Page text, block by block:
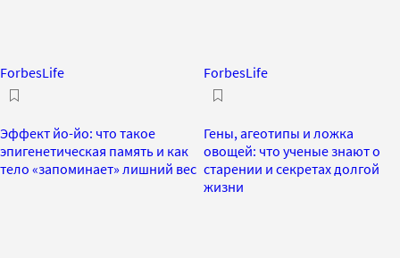
ForbesLife
Эффект йо-йо: что такое
эпигенетическая память и как
тело «запоминает» лишний вес
ForbesLife
Гены, агеотипы и ложка
овощей: что ученые знают о
старении и секретах долгой
жизни